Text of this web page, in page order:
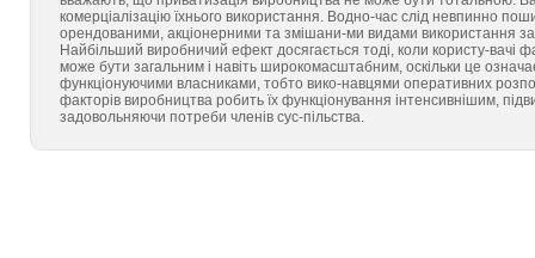
комерціалізацію їхнього використання. Водно-час слід невпинно
орендованими, акціонерними та змішани-ми видами використання
Найбільший виробничий ефект досягається тоді, коли користу-вачі
може бути загальним і навіть широкомасштабним, оскільки це
функціонуючими власниками, тобто вико-навцями оперативних
факторів виробництва робить їх функціонування інтенсивнішим,
задовольняючи потреби членів сус-пільства.